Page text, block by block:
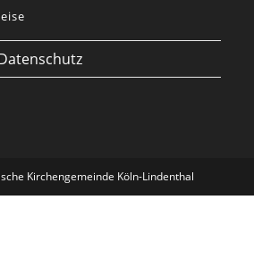
Kirchengemeinde Köln-Lindenthal